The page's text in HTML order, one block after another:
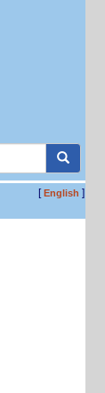
[English ]